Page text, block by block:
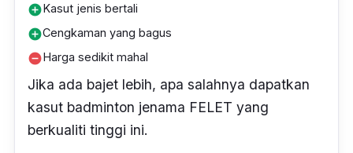
add_circleKasut jenis bertali
add_circleCengkaman yang bagus
remove_circleHarga sedikit mahal
Jika ada bajet lebih, apa salahnya dapatkan
kasut badminton jenama FELET yang
berkualiti tinggi ini.